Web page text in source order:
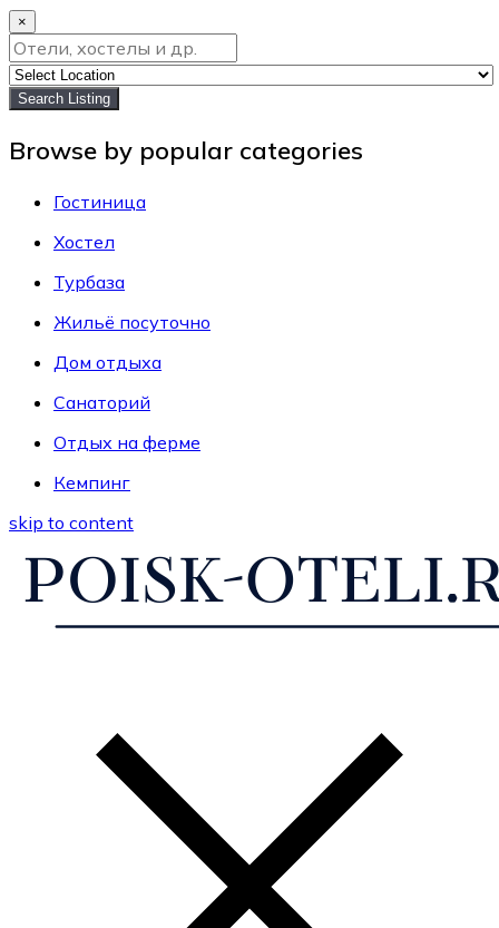
×
Search Listing
Browse by popular categories
Гостиница
Хостел
Турбаза
Жильё посуточно
Дом отдыха
Санаторий
Отдых на ферме
Кемпинг
skip to content